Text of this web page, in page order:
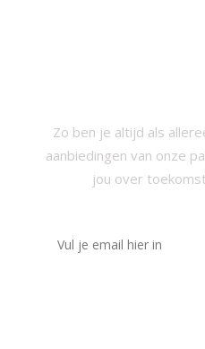
Zo ben je altijd als
aanbiedingen van onze
jou over